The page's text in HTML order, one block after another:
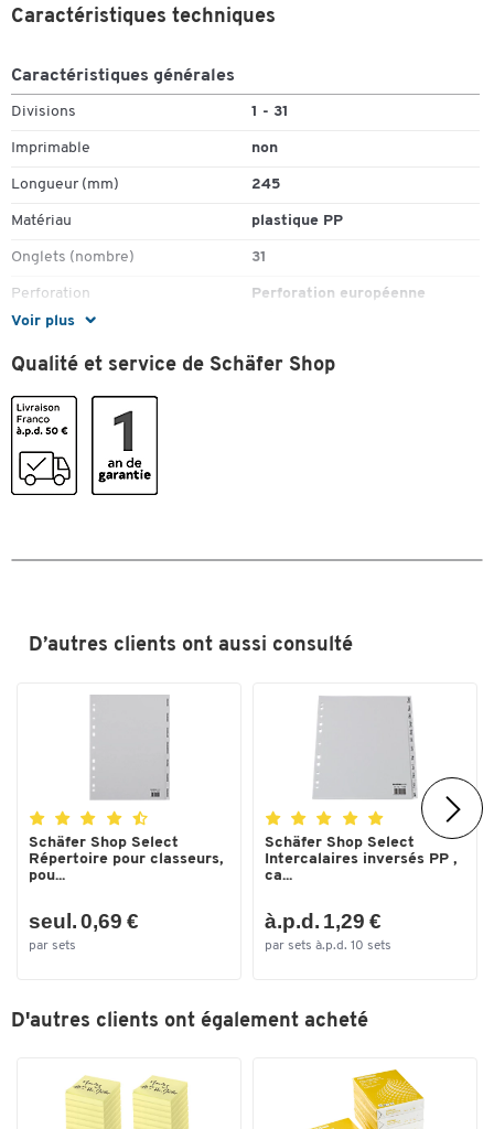
Voir plus
Caractéristiques techniques
Caractéristiques générales
Divisions 1 - 31
Imprimable non
Longueur (mm) 245
Matériau plastique PP
Onglets (nombre) 31
Perforation
Perforation européenne
Pièce(s) par paquet 1
perforés
Type de registre
Couleurs
Hauteur (mm) 297
Largeur (mm)
Qualité et service de Schäfer Shop
D’autres clients ont aussi consulté
Schäfer Shop Select
Répertoire pour classeurs,
pou...
seul. 0,69 €
par sets
Schäfer Shop Select
Intercalaires inversés PP ,
ca...
à.p.d. 1,29 €
par sets à.p.d. 10 sets
D'autres clients ont également acheté